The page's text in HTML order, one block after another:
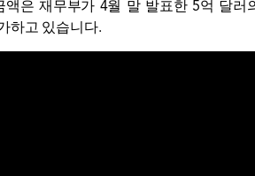
액은 재무부가 4월 말 발표한 5억 달
하고 있습니다.